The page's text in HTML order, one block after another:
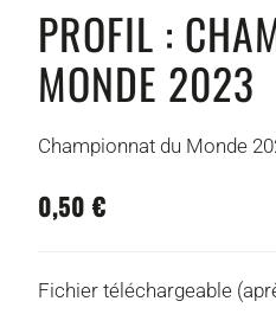
PROFIL :
MONDE 2023
Championnat du Monde
0,50 €
Fichier téléchargeable